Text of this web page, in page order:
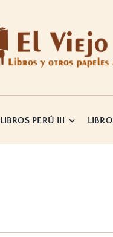
LIBROS PERÚ III